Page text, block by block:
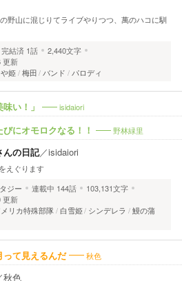
野山に混じりてライブやりつつ、萬のハコに馴
完結済 1話
2,440文字
更新
姫 梅田 バンド パロディ
い！」 isidaiori
にオモロクなる！！ 野林緑里
んの日記／isidaiori
えぐります
ジー 連載中 144話
103,131文字
更新
リカ特殊部隊 白雪姫 シンデレラ
鰻の蒲
って見えるんだ 秋色
秋色